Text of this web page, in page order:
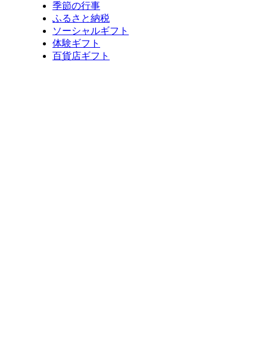
季節の行事
ふるさと納税
ソーシャルギフト
体験ギフト
百貨店ギフト